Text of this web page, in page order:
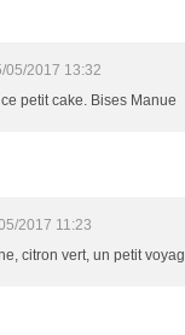
05/2017 13:32
petit cake. Bises Manue
2017 11:23
citron vert, un petit